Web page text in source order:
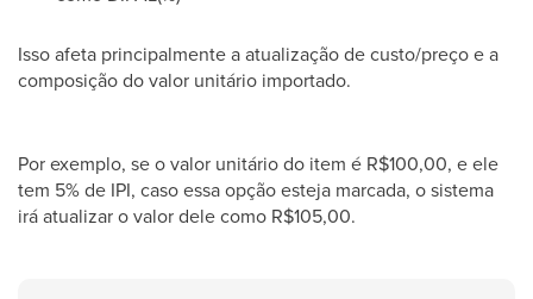
Isso afeta principalmente a atualização de custo/preço e a
composição do valor unitário importado.
Por exemplo, se o valor unitário do item é R$100,00, e ele
tem 5% de IPI, caso essa opção esteja marcada, o sistema
irá atualizar o valor dele como R$105,00.